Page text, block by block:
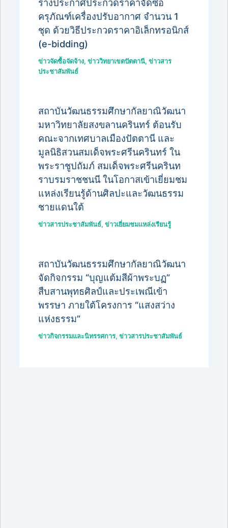
ร่างประกาศประกวดราคาจัดซื้อ
ครุภัณฑ์เครื่องปรับอากาศ จำนวน 1
ชุด ด้วยวิธีประกวดราคาอิเล็กทรอนิกส์
(e-bidding)
ข่าวจัดซื้อจัดจ้าง, ข่าววิทยาเขตปัตตานี, ข่าวสาร
ประชาสัมพันธ์
สถาบันวัฒนธรรมศึกษากัลยาณิวัฒนา
มหาวิทยาลัยสงขลานครินทร์ ต้อนรับ
คณะจากเทศบาลเมืองปัตตานี และ
มูลนิธิสวนสมเด็จพระศรีนครินทร์ ใน
พระราชูปถัมภ์ สมเด็จพระศรีนครินท
ราบรมราชชนนี ในโอกาสเข้าเยี่ยมชม
แหล่งเรียนรู้ด้านศิลปะและวัฒนธรรม
ชายแดนใต้
ข่าวสารประชาสัมพันธ์, ข่าวเยี่ยมชมแหล่งเรียนรู้
สถาบันวัฒนธรรมศึกษากัลยาณิวัฒนา
จัดกิจกรรม “บุญแต้มสีผ้าพระบฏ”
สืบสานพุทธศิลป์และประเพณีเข้า
พรรษา ภายใต้โครงการ “แสงสว่าง
แห่งธรรม”
ข่าวกิจกรรมและนิทรรศการ, ข่าวสารประชาสัมพันธ์